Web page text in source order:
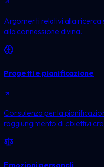
Argomenti relativi alla ricerca
alla connessione divina.
Progetti e pianificazione
Consulenza per la
raggiungimento di obiettivi
Emozioni personali